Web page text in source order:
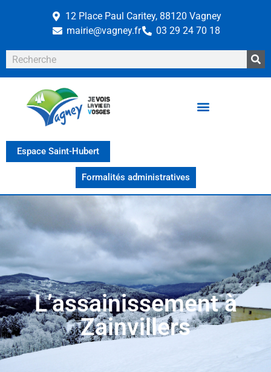
12 Place Paul Caritey, 88120 Vagney
mairie@vagney.fr
03 29 24 70 18
Espace Saint-Hubert
Formalités administratives
L’assainissement à
Zainvillers